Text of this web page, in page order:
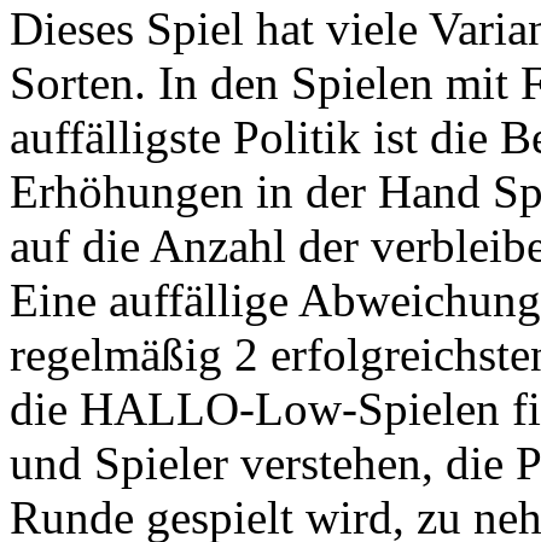
Dieses Spiel hat viele
Sorten. In den Spielen mit
auffälligste Politik ist die
Erhöhungen in der Hand
auf die Anzahl der
Eine auffällige
regelmäßig 2
die HALLO-Low-Spielen
und Spieler verstehen, die
Runde gespielt wird, zu